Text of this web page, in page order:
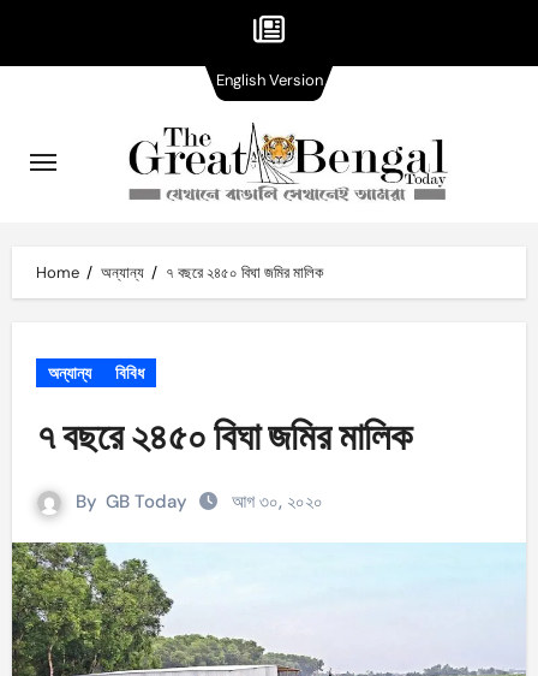
content
Home অন্যান্য ৭ বছরে ২৪৫০ বিঘা জমির মালিক
অন্যান্য বিবিধ
৭ বছরে ২৪৫০ বিঘা জমির মালিক
By GB Today আগ ৩০, ২০২০
English VersionVersion